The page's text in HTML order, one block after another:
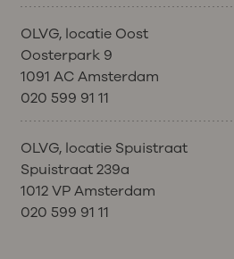
OLVG, locatie Oost
Oosterpark 9
1091 AC Amsterdam
020 599 91 11
OLVG, locatie Spuistraat
Spuistraat 239a
1012 VP Amsterdam
020 599 91 11